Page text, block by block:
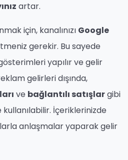
artar.
için, kanalınızı Google
gerekir. Bu sayede
yapılır ve gelir
gelirleri dışında,
ve bağlantılı satışlargibi
İçeriklerinizde
anlaşmalar yaparak gelir